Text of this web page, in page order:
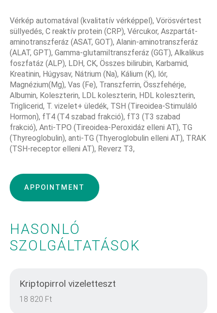
Vérkép automatával (kvalitatív vérképpel), Vörösvértest
süllyedés, C reaktív protein (CRP), Vércukor, Aszpartát-
aminotranszferáz (ASAT, GOT), Alanin-aminotranszferáz
(ALAT, GPT), Gamma-glutamiltranszferáz (GGT), Alkalikus
foszfatáz (ALP), LDH, CK, Összes bilirubin, Karbamid,
Kreatinin, Húgysav, Nátrium (Na), Kálium (K), lór,
Magnézium(Mg), Vas (Fe), Transzferrin, Összfehérje,
Albumin, Koleszterin, LDL koleszterin, HDL koleszterin,
Triglicerid, T. vizelet+ üledék, TSH (Tireoidea-Stimuláló
Hormon), fT4 (T4 szabad frakció), fT3 (T3 szabad
frakció), Anti-TPO (Tireoidea-Peroxidáz elleni AT), TG
(Thyreoglobulin), anti-TG (Thyeroglobulin elleni AT), TRAK
(TSH-receptor elleni AT), Reverz T3,
APPOINTMENT
HASONLÓ
SZOLGÁLTATÁSOK
Kriptopirrol vizeletteszt
18 820 Ft